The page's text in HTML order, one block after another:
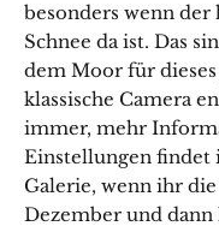
besonders wenn
Schnee da ist. Das
dem Moor für dieses
klassische Camera
immer, mehr
Einstellungen
Galerie, wenn ihr
Dezember und